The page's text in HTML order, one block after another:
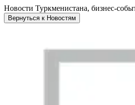
Новости Туркменистана, бизнес-
Вернуться к Новостям